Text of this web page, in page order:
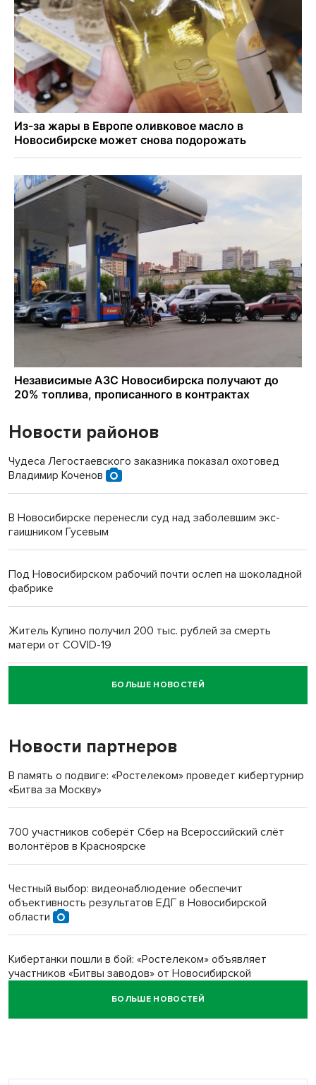
Новости районов
Чудеса Легостаевского заказника показал охотовед
Владимир Коченов
В Новосибирске перенесли суд над заболевшим экс-
гаишником Гусевым
Под Новосибирском рабочий почти ослеп на шоколадной
фабрике
Житель Купино получил 200 тыс. рублей за смерть
матери от COVID-19
Новосибирский суд наказал водителя за смерть
пенсионерки на вокзале
«Мы живём на пастбище!»: в новосибирском селе лошади
терроризируют жителей
Инвалид получил условный срок за избиение врачей
Новосибирский преподаватель с женой вошли в топ-16
Обновлённое отделение ВТБ открылось в Искитиме
БОЛЬШЕ НОВОСТЕЙ
Новости партнеров
В память о подвиге: «Ростелеком» проведет кибертурнир
«Битва за Москву»
700 участников соберёт Сбер на Всероссийский слёт
волонтёров в Красноярске
Честный выбор: видеонаблюдение обеспечит
объективность результатов ЕДГ в Новосибирской
области
Кибертанки пошли в бой: «Ростелеком» объявляет
участников «Битвы заводов» от Новосибирской
БОЛЬШЕ НОВОСТЕЙ